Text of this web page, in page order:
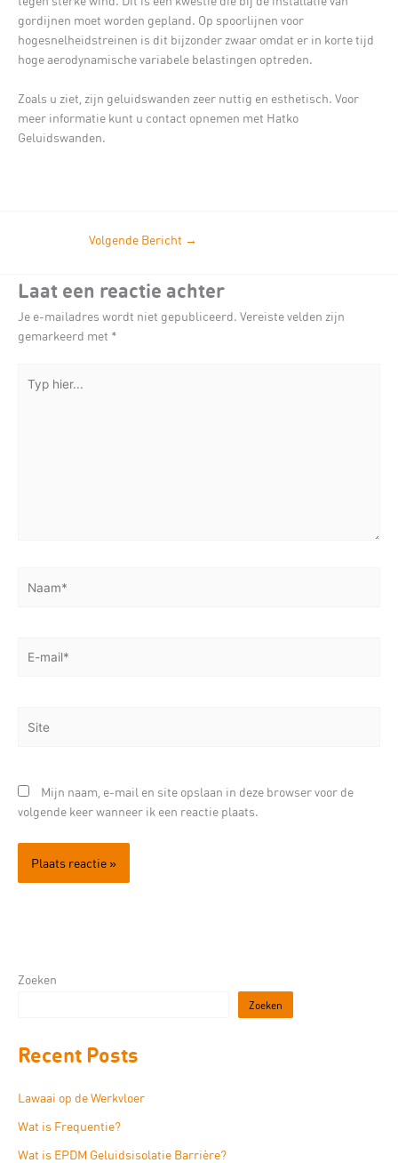
gordijnen moet worden gepland. Op spoorlijnen voor
hogesnelheidstreinen is dit bijzonder zwaar omdat er in korte tijd
hoge aerodynamische variabele belastingen optreden.
Zoals u ziet, zijn geluidswanden zeer nuttig en esthetisch. Voor
meer informatie kunt u contact opnemen met Hatko
Geluidswanden.
Volgende Bericht →
Laat een reactie achter
Je e-mailadres wordt niet gepubliceerd. Vereiste velden zijn
gemarkeerd met *
hier...
mail*
Mijn naam, e-mail en site opslaan in deze browser voor de
volgende keer wanneer ik een reactie plaats.
Zoeken
Zoeken
Recent Posts
Lawaai op de Werkvloer
Wat is Frequentie?
Wat is EPDM Geluidsisolatie Barrière?